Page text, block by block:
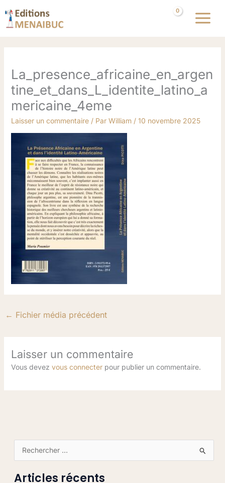
au
contenu
La_presence_africaine_en_argen
tine_et_dans_L_identite_latino_a
mericaine_4eme
Laisser un commentaire / Par William / 10 novembre 2025
← Fichier média précédent
Laisser un commentaire
Vous devez vous connecterpour publier un commentaire.
c
Articles récents